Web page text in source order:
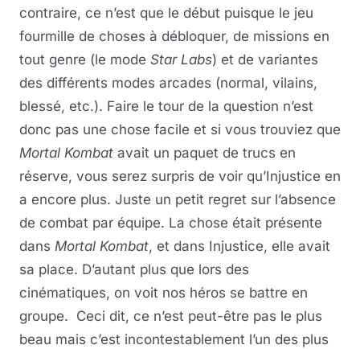
contraire, ce n’est que le début puisque le jeu
fourmille de choses à débloquer, de missions en
tout genre (le mode Star Labs) et de variantes
des différents modes arcades (normal, vilains,
blessé, etc.). Faire le tour de la question n’est
donc pas une chose facile et si vous trouviez que
Mortal Kombat avait un paquet de trucs en
réserve, vous serez surpris de voir qu’Injustice en
a encore plus. Juste un petit regret sur l’absence
de combat par équipe. La chose était présente
dans Mortal Kombat, et dans Injustice, elle avait
sa place. D’autant plus que lors des
cinématiques, on voit nos héros se battre en
groupe. Ceci dit, ce n’est peut-être pas le plus
beau mais c’est incontestablement l’un des plus